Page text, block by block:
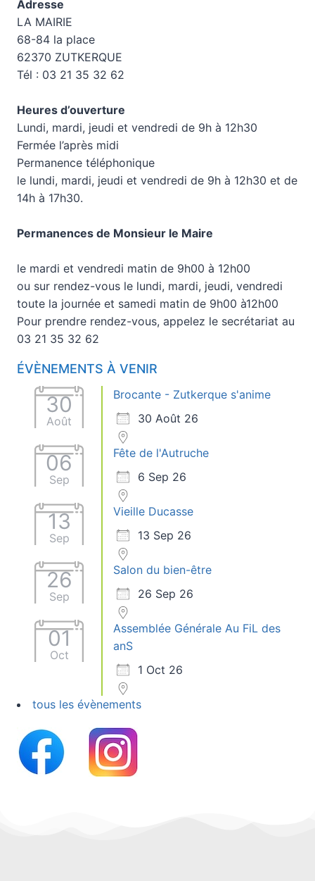
Adresse
LA MAIRIE
68-84 la place
62370 ZUTKERQUE
Tél : 03 21 35 32 62
Heures d’ouverture
Lundi, mardi, jeudi et vendredi de 9h à 12h30
Fermée l’après midi
Permanence téléphonique
le lundi, mardi, jeudi et vendredi de 9h à 12h30 et de
14h à 17h30.
Permanences de Monsieur le Maire
le mardi et vendredi matin de 9h00 à 12h00
ou sur rendez-vous le lundi, mardi, jeudi, vendredi
toute la journée et samedi matin de 9h00 à12h00
Pour prendre rendez-vous, appelez le secrétariat au
03 21 35 32 62
ÉVÈNEMENTS À VENIR
30
Août
Brocante - Zutkerque s'anime
30 Août 26
06
Sep
Fête de l'Autruche
6 Sep 26
13
Sep
Vieille Ducasse
13 Sep 26
26
Sep
Salon du bien-être
26 Sep 26
01
Oct
Assemblée Générale Au FiL des
anS
1 Oct 26
tous les évènements